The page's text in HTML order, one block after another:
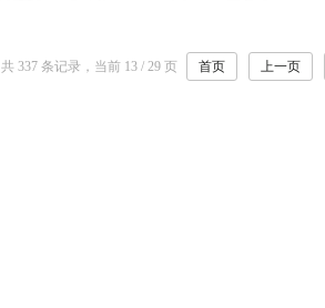
共 337 条记录，当前 13 / 29 页 首页 上一页